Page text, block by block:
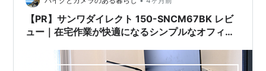
【PR】サンワダイレクト 150-SNCM67BK レビ
ュー｜在宅作業が快適になるシンプルなオフィス